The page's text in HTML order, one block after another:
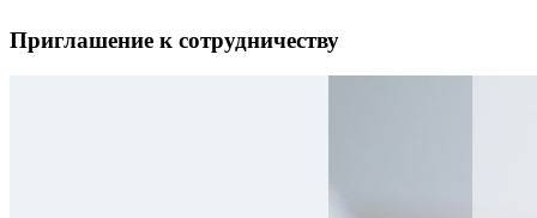
Приглашение к сотрудничеству